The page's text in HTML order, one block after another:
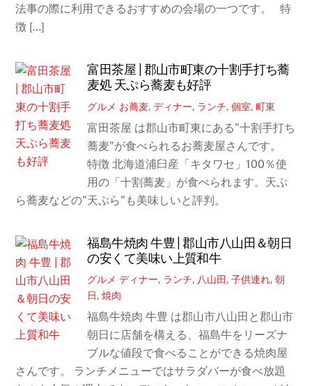
法事の際に利用できるおすすめの会場の一つです。 特
徴 […]
富田茶屋 | 郡山市町東の十割手打ち蕎
麦処 天ぷら蕎麦も好評
グルメ お蕎麦,ディナー, ランチ,個室,町東
富田茶屋 は郡山市町東にある”十割手打ち
蕎麦”が食べられるお蕎麦屋さんです。
特徴 北海道浦臼産「キタワセ」100％使
用の「十割蕎麦」が食べられます。天ぷ
ら蕎麦などの”天ぷら”も美味しいと評判。
福島牛焼肉 牛豊 | 郡山市八山田＆朝日
の安くて美味い上質和牛
グルメ ディナー, ランチ, 八山田,子供連れ,朝
日,焼肉
福島牛焼肉 牛豊 は郡山市八山田と郡山市
朝日に店舗を構える、福島牛をリーズナ
ブルな値段で食べることができる焼肉屋
さんです。 ランチメニューではサラダバーが食べ放題